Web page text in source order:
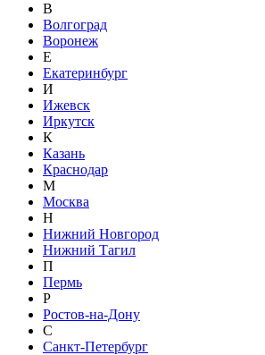
В
Волгоград
Воронеж
Е
Екатеринбург
И
Ижевск
Иркутск
К
Казань
Краснодар
М
Москва
Н
Нижний Новгород
Нижний Тагил
П
Пермь
Р
Ростов-на-Дону
С
Санкт-Петербург